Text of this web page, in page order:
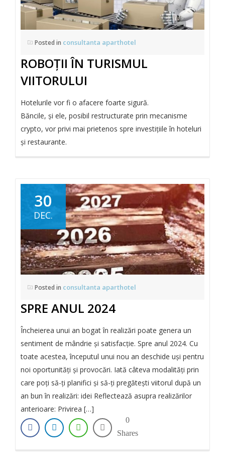
Posted in consultanta aparthotel
ROBOȚII ÎN TURISMUL
VIITORULUI
Hotelurile vor fi o afacere foarte sigură.
Băncile, și ele, posibil restructurate prin mecanisme
crypto, vor privi mai prietenos spre investițiile în hoteluri
și restaurante.
30
DEC.
Posted in consultanta aparthotel
SPRE ANUL 2024
Încheierea unui an bogat în realizări poate genera un
sentiment de mândrie și satisfacție. Spre anul 2024. Cu
toate acestea, începutul unui nou an deschide uși pentru
noi oportunități și provocări. Iată câteva modalități prin
care poți să-ți planifici și să-ți pregătești viitorul după un
an bun în realizări: idei Reflectează asupra realizărilor
anterioare: Privirea […]
0
Shares